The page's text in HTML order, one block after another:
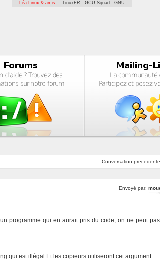
Léa-Linux & amis : LinuxFR GCU-Squad GNU
Conversation precedente
Envoyé par:
programme qui en aurait pris du code, on ne peut pas
qui est illégal.Et les copieurs utiliseront cet argument.